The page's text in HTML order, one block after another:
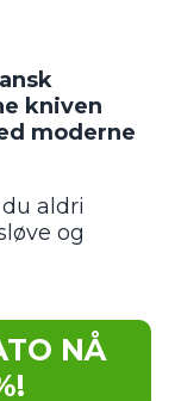
kniven
moderne
aldri
og
NÅ